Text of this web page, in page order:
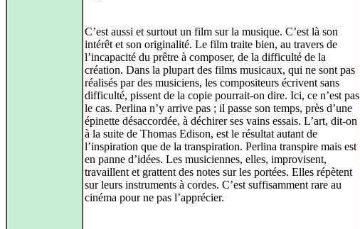
C’est aussi et surtout un film sur la musique. C’est là son
intérêt et son originalité. Le film traite bien, au travers de
l’incapacité du prêtre à composer, de la difficulté de la
création. Dans la plupart des films musicaux, qui ne sont pas
réalisés par des musiciens, les compositeurs écrivent sans
difficulté, pissent de la copie pourrait‑on dire. Ici, ce n’est pas
le cas. Perlina n’y arrive pas ; il passe son temps, près d’une
épinette désaccordée, à déchirer ses vains essais. L’art, dit‑on
à la suite de Thomas Edison, est le résultat autant de
l’inspiration que de la transpiration. Perlina transpire mais est
en panne d’idées. Les musiciennes, elles, improvisent,
travaillent et grattent des notes sur les portées. Elles répètent
sur leurs instruments à cordes. C’est suffisamment rare au
cinéma pour ne pas l’apprécier.